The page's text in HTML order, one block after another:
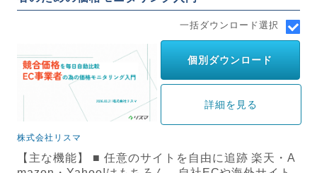
一括ダウンロード選択
個別ダウンロード
詳細を見る
株式会社リスマ
【主な機能】 ■ 任意のサイトを自由に追跡 楽天・A